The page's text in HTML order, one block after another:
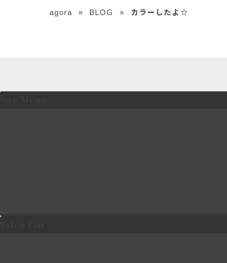
agora » BLOG » カラーしたよ☆